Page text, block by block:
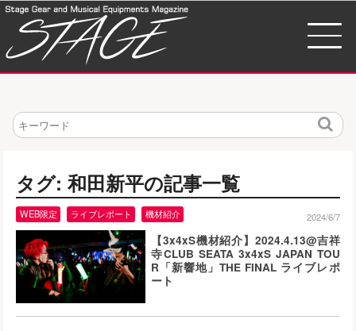
検
タグ: 和田新平の記事一覧
【3x4xS機材紹介】2024.4.13@吉祥
寺CLUB SEATA 3x4xS JAPAN TOU
R「新響地」THE FINAL ライブレポ
ート
WEB限定 ライブレポート 機材紹介 2024/6/7